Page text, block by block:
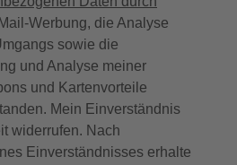
Werbung, die Analyse
sowie die
und Analyse meiner
und Kartenvorteile
Mein Einverständnis
widerrufen. Nach
Einverständnisses erhalte